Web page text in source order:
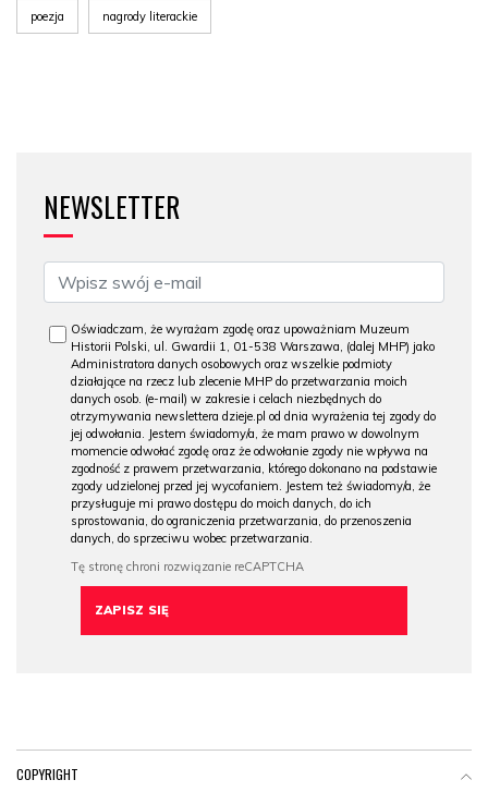
poezja nagrody literackie
NEWSLETTER
Oświadczam, że wyrażam zgodę oraz upoważniam Muzeum
Historii Polski, ul. Gwardii 1, 01-538 Warszawa, (dalej MHP) jako
Administratora danych osobowych oraz wszelkie podmioty
działające na rzecz lub zlecenie MHP do przetwarzania moich
danych osob. (e-mail) w zakresie i celach niezbędnych do
otrzymywania newslettera dzieje.pl od dnia wyrażenia tej zgody do
jej odwołania. Jestem świadomy/a, że mam prawo w dowolnym
momencie odwołać zgodę oraz że odwołanie zgody nie wpływa na
zgodność z prawem przetwarzania, którego dokonano na podstawie
zgody udzielonej przed jej wycofaniem. Jestem też świadomy/a, że
przysługuje mi prawo dostępu do moich danych, do ich
sprostowania, do ograniczenia przetwarzania, do przenoszenia
danych, do sprzeciwu wobec przetwarzania.
COPYRIGHT